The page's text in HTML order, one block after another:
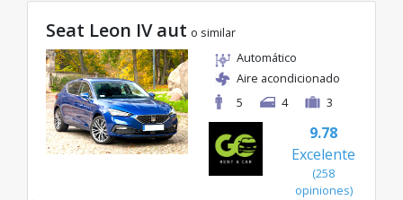
Seat Leon IV aut o similar
Automático
Aire acondicionado
5
4 3
9.78
Excelente
(258
opiniones)